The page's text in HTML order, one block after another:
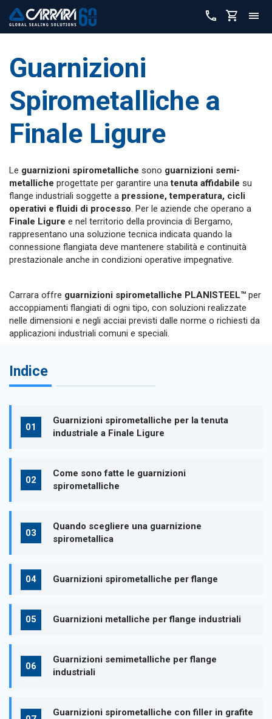
Guarnizioni
Spirometalliche a
Finale Ligure
Le guarnizioni spirometalliche sono guarnizioni semi-
metalliche progettate per garantire unatenuta affidabile su
flange industriali soggette a pressione, temperatura, cicli
operativi e fluidi di processo . Per le aziende che operano a
Finale Ligure e nel territorio della provincia di Bergamo,
rappresentano una soluzione tecnica indicata quando la
connessione flangiata deve mantenere stabilità e continuità
prestazionale anche in condizioni operative impegnative.
Carrara offre guarnizioni spirometalliche PLANISTEEL™ per
accoppiamenti flangiati di ogni tipo, con soluzioni realizzate
nelle dimensioni e negli acciai previsti dalle norme o richiesti da
applicazioni industriali comuni e speciali.
Indice
Guarnizioni spirometalliche per la tenuta
industriale a Finale Ligure
Come sono fatte le guarnizioni
spirometalliche
Quando scegliere una guarnizione
spirometallica
Guarnizioni spirometalliche per flange
Guarnizioni metalliche per flange industriali
Guarnizioni semimetalliche per flange
industriali
Guarnizioni spirometalliche con filler in grafite